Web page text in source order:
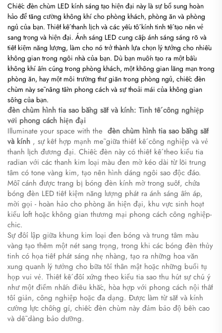
Chiếc đèn chùm LED kính sáng tạo hiện đại này là sự bổ sung hoàn
hảo để tăng cường không khí cho phòng khách, phòng ăn và phòng
ngủ của bạn. Thiết kế thanh lịch và các yếu tố kính tinh tế tạo nên vẻ
sang trọng và hiện đại. Ánh sáng LED cung cấp ánh sáng sáng rõ và
tiết kiệm năng lượng, làm cho nó trở thành lựa chọn lý tưởng cho nhiều
không gian trong ngôi nhà của bạn. Dù bạn muốn tạo ra một bầu
không khí ấm cúng trong phòng khách, một không gian lãng mạn trong
phòng ăn, hay một môi trường thư giãn trong phòng ngủ, chiếc đèn
chùm này sẽ nâng tầm phong cách và sự thoải mái của không gian
sống của bạn.
đèn chùm hình tia sao bằng sắt và kính: Tinh tế công nghiệp
với phong cách hiện đại
Illuminate your space with the ​ đèn chùm hình tia sao bằng sắt
và kính , sự kết hợp mạnh mẽ giữa thiết kế công nghiệp và vẻ
thanh lịch đương đại. Chiếc đèn này có thiết kế theo kiểu tia
radian với các thanh kim loại màu đen mờ kéo dài từ lõi trung
tâm có tone vàng kim, tạo nên hình dáng ngôi sao độc đáo.
Mỗi cánh được trang bị bóng đèn kính mờ trong suốt, chứa
bóng đèn LED tiết kiệm năng lượng phát ra ánh sáng ấm áp,
mời gọi - hoàn hảo cho phòng ăn hiện đại, khu vực sinh hoạt
kiểu loft hoặc không gian thương mại phong cách công nghiệp-
chic.
Sự đối lập giữa khung kim loại đen bóng và trung tâm màu
vàng tạo thêm một nét sang trọng, trong khi các bóng đèn thủy
tinh có họa tiết phát sáng nhẹ nhàng, tạo ra những hoa văn
xung quanh lý tưởng cho bữa tối thân mật hoặc những buổi tụ
họp vui vẻ. Thiết kế đối xứng theo kiểu tia sao thu hút sự chú ý
như một điểm nhấn điêu khắc, hòa hợp với phong cách nội thất
tối giản, công nghiệp hoặc đa dạng. Được làm từ sắt và kính
cường lực chống gỉ, chiếc đèn chùm này đảm bảo độ bền cao
và dễ dàng bảo dưỡng.